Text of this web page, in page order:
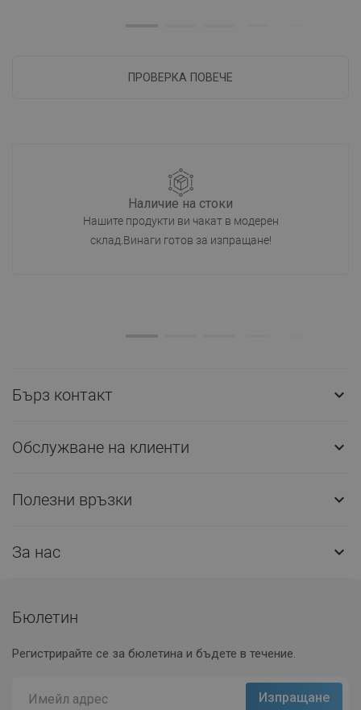
ПРОВЕРКА ПОВЕЧЕ
Наличие на стоки
Нашите продукти ви чакат в модерен
склад.Винаги готов за изпращане!
Бърз контакт 
Обслужване на клиенти 
Полезни връзки 
За нас 
Бюлетин
Регистрирайте се за бюлетина и бъдете в течение.